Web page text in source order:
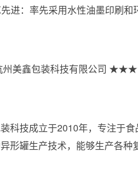
进：率先采用水性油墨印刷和
州美鑫包装科技有限公司
科技成立于2010年，专注于
形罐生产技术，能够生产各种